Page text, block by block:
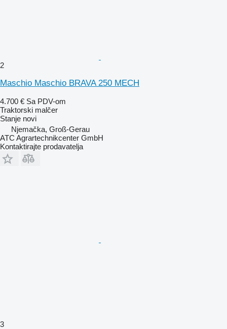
2
Maschio Maschio BRAVA 250 MECH
4.700 € Sa PDV-om
Traktorski malčer
Stanje novi
Njemačka, Groß-Gerau
ATC Agrartechnikcenter GmbH
Kontaktirajte prodavatelja
3